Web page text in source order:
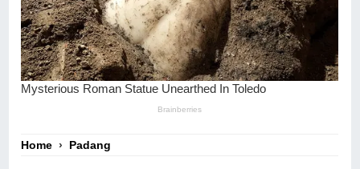
Home › Padang